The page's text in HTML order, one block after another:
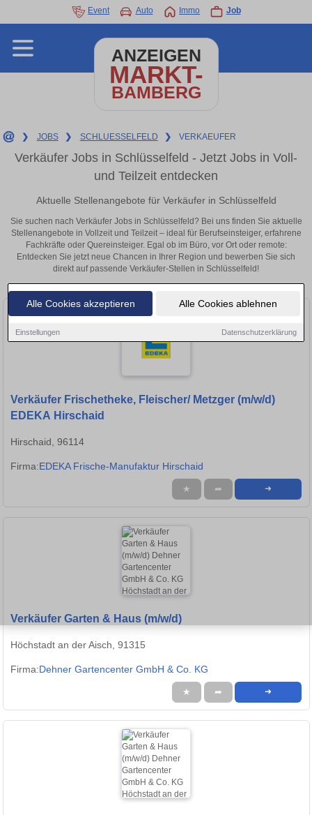
Alle Cookies akzeptieren Alle Cookies ablehnen
Einstellungen Datenschutzerklärung
Event Auto Immo Job
ANZEIGEN
MARKT-
BAMBERG
❯ JOBS ❯ SCHLUESSELFELD ❯ VERKAEUFER
Verkäufer Jobs in Schlüsselfeld - Jetzt Jobs in Voll-
und Teilzeit entdecken
Aktuelle Stellenangebote für Verkäufer in Schlüsselfeld
Sie suchen nach Verkäufer Jobs in Schlüsselfeld? Bei uns finden Sie aktuelle
Stellenangebote in Vollzeit und Teilzeit – ideal für Berufseinsteiger, erfahrene
Fachkräfte oder Quereinsteiger. Egal ob im Büro, vor Ort oder remote:
Entdecken Sie jetzt neue Chancen in Ihrer Region und bewerben Sie sich
direkt auf passende Verkäufer-Stellen in Schlüsselfeld!
Verkäufer Frischetheke, Fleischer/ Metzger (m/w/d)
EDEKA Hirschaid
Hirschaid, 96114
Firma:EDEKA Frische-Manufaktur Hirschaid
★ ➦ ➜
Verkäufer Garten & Haus (m/w/d)
Höchstadt an der Aisch, 91315
Firma:Dehner Gartencenter GmbH & Co. KG
★ ➦ ➜